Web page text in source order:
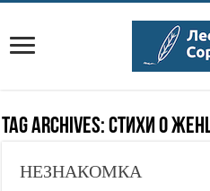
Tag Archives:стихи о
НЕЗНАКОМКА